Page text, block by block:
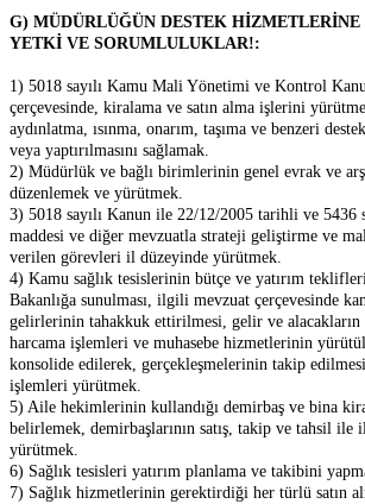
G) MÜDÜRLÜĞÜN DESTEK
YETKİ VE SORUMLULUKLAR!:
1) 5018 sayılı Kamu Mali Yönetimi ve Kontrol
çerçevesinde, kiralama ve satın alma işlerini
aydınlatma, ısınma, onarım, taşıma ve benzeri
veya yaptırılmasını sağlamak.
2) Müdürlük ve bağlı birimlerinin genel evrak ve
düzenlemek ve yürütmek.
3) 5018 sayılı Kanun ile 22/12/2005 tarihli ve 5436
maddesi ve diğer mevzuatla strateji geliştirme ve
verilen görevleri il düzeyinde yürütmek.
4) Kamu sağlık tesislerinin bütçe ve yatırım
Bakanlığa sunulması, ilgili mevzuat çerçevesinde
gelirlerinin tahakkuk ettirilmesi, gelir ve
harcama işlemleri ve muhasebe hizmetlerinin
konsolide edilerek, gerçekleşmelerinin takip
işlemleri yürütmek.
5) Aile hekimlerinin kullandığı demirbaş ve bina
belirlemek, demirbaşlarının satış, takip ve tahsil
yürütmek.
6) Sağlık tesisleri yatırım planlama ve takibini
7) Sağlık hizmetlerinin gerektirdiği her türlü satın